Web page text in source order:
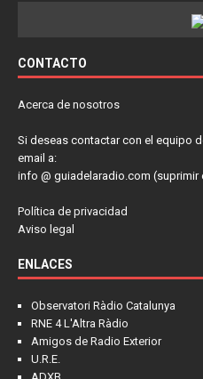
CONTACTO
Acerca de nosotros
Si deseas contactar con el equipo
email a:
info @ guiadelaradio.com
Política de privacidad
Aviso legal
ENLACES
Observatori Ràdio Catalunya
RNE 4 L'Altra Ràdio
Amigos de Radio Exterior
U.R.E.